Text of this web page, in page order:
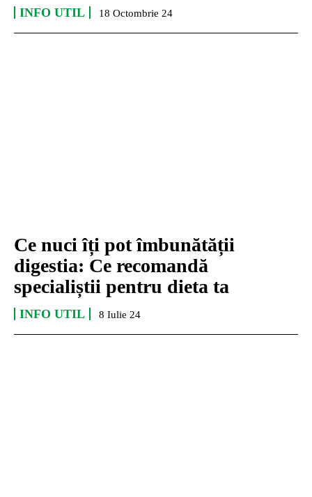
INFO UTIL 18 Octombrie 24
Ce nuci îți pot îmbunătății
digestia: Ce recomandă
specialiștii pentru dieta ta
INFO UTIL 8 Iulie 24